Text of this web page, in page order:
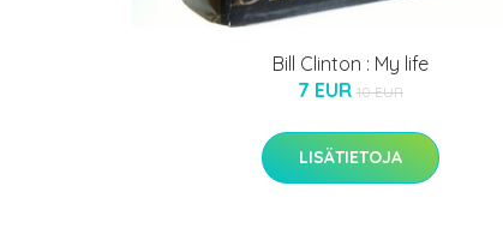
Bill Clinton : My life
7 EUR 10 EUR
LISÄTIETOJA